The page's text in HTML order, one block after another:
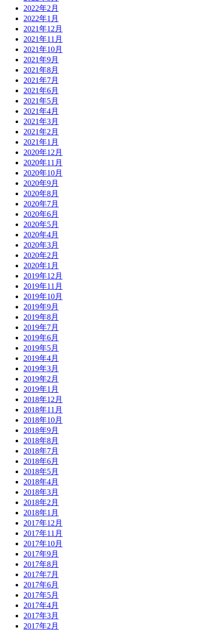
2022年2月
2022年1月
2021年12月
2021年11月
2021年10月
2021年9月
2021年8月
2021年7月
2021年6月
2021年5月
2021年4月
2021年3月
2021年2月
2021年1月
2020年12月
2020年11月
2020年10月
2020年9月
2020年8月
2020年7月
2020年6月
2020年5月
2020年4月
2020年3月
2020年2月
2020年1月
2019年12月
2019年11月
2019年10月
2019年9月
2019年8月
2019年7月
2019年6月
2019年5月
2019年4月
2019年3月
2019年2月
2019年1月
2018年12月
2018年11月
2018年10月
2018年9月
2018年8月
2018年7月
2018年6月
2018年5月
2018年4月
2018年3月
2018年2月
2018年1月
2017年12月
2017年11月
2017年10月
2017年9月
2017年8月
2017年7月
2017年6月
2017年5月
2017年4月
2017年3月
2017年2月